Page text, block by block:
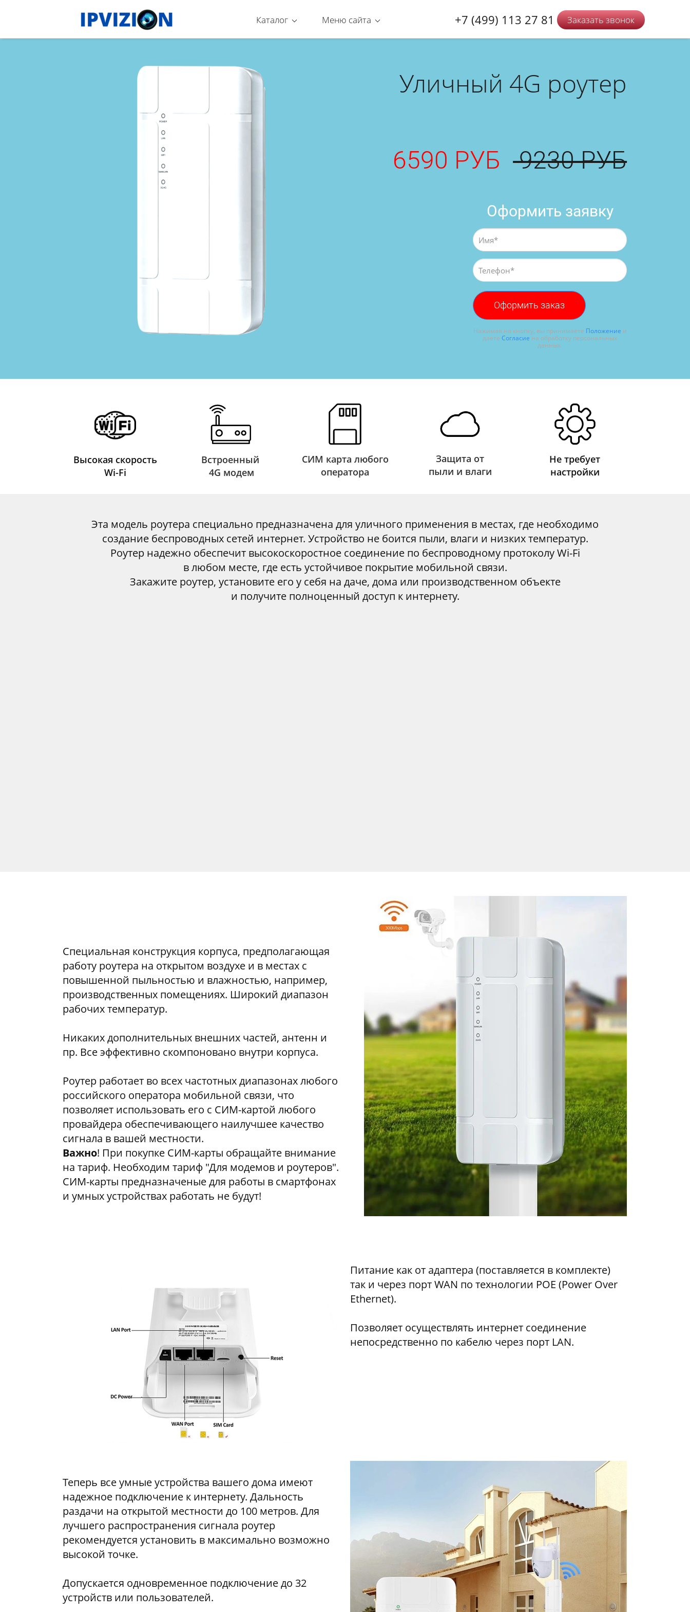
Каталог Меню сайта +7 (499) 113 27 81 Заказать звонок
Уличный 4G роутер
6590 РУБ9230 РУБ
Оформить заявку
Оформить заказ
Нажимая на кнопку, вы принимаете Положение и
даете Согласие на обработку персональных
данных.
Высокая скорость
Wi-Fi
Встроенный
4G модем
СИМ карта любого
оператора
Защита от
пыли и влаги
Не требует
настройки
Эта модель роутера специально предназначена для уличного применения в местах, где необходимо
создание беспроводных сетей интернет. Устройство не боится пыли, влаги и низких температур.
Роутер надежно обеспечит высокоскоростное соединение по беспроводному протоколу Wi-Fi
в любом месте, где есть устойчивое покрытие мобильной связи.
Закажите роутер, установите его у себя на даче, дома или производственном объекте
и получите полноценный доступ к интернету.
Специальная конструкция корпуса, предполагающая
работу роутера на открытом воздухе и в местах с
повышенной пыльностью и влажностью, например,
производственных помещениях. Широкий диапазон
рабочих температур.
Никаких дополнительных внешних частей, антенн и
пр. Все эффективно скомпоновано внутри корпуса.
Роутер работает во всех частотных диапазонах любого
российского оператора мобильной связи, что
позволяет использовать его с СИМ-картой любого
провайдера обеспечивающего наилучшее качество
сигнала в вашей местности.
Важно! При покупке СИМ-карты обращайте внимание
на тариф. Необходим тариф "Для модемов и роутеров".
СИМ-карты предназначеные для работы в смартфонах
и умных устройствах работать не будут!
Питание как от адаптера (поставляется в комплекте)
так и через порт WAN по технологии POE (Power Over
Ethernet).
Позволяет осуществлять интернет соединение
непосредственно по кабелю через порт LAN.
Теперь все умные устройства вашего дома имеют
надежное подключение к интернету. Дальность
раздачи на открытой местности до 100 метров. Для
лучшего распространения сигнала роутер
рекомендуется установить в максимально возможно
высокой точке.
Допускается одновременное подключение до 32
устройств или пользователей.